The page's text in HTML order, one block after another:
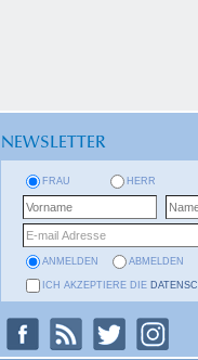
NEWSLETTER
FRAU HERR
ANMELDEN ABMELDEN
ICH AKZEPTIERE DIE